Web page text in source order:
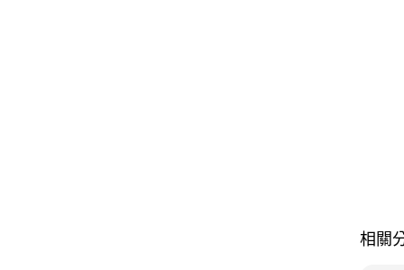
相關